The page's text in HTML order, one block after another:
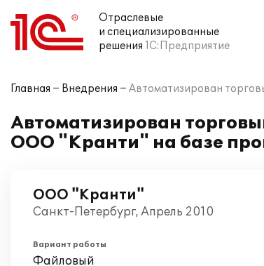
Отраслевые
и специализированные
решения 1С:Предприятие
Главная Внедрения Автоматизирован
Автоматизирован
ООО "Кранти" на базе
ООО "Кранти"
Санкт-Петербург, Апрель 2010
Вариант работы
Файловый